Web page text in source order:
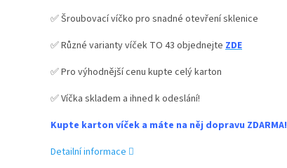
✅ Šroubovací víčko pro snadné otevření sklenice
✅ Různé varianty víček TO 43 objednejte ZDE
✅ Pro výhodnější cenu kupte celý karton
✅ Víčka skladem a ihned k odeslání!
Kupte karton víček a máte na něj dopravu ZDARMA!
Detailní informace